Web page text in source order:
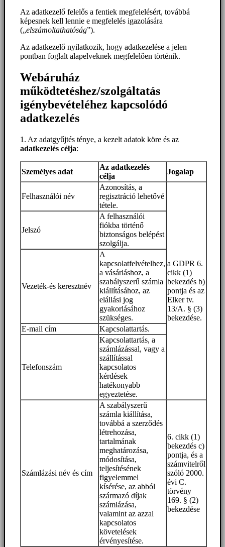
Az adatkezelő felelős a fentiek megfelelésért, továbbá
képesnek kell lennie e megfelelés igazolására
(„elszámoltathatóság”).
Az adatkezelő nyilatkozik, hogy adatkezelése a jelen
pontban foglalt alapelveknek megfelelően történik.
Webáruház
működtetéshez/szolgáltatás
igénybevételéhez kapcsolódó
adatkezelés
1. Az adatgyűjtés ténye, a kezelt adatok köre és az
adatkezelés célja:
Személyes adat
Az adatkezelés
célja
Jogalap
Felhasználói név
Azonosítás, a
regisztráció lehetővé
tétele.
a GDPR 6.
cikk (1)
bekezdés b)
pontja és az
Elker tv.
13/A. § (3)
bekezdése.
Jelszó
A felhasználói
fiókba történő
biztonságos belépést
szolgálja.
Vezeték-és keresztnév
A
kapcsolatfelvételhez,
a vásárláshoz, a
szabályszerű számla
kiállításához, az
elállási jog
gyakorlásához
szükséges.
E-mail cím
Kapcsolattartás.
Telefonszám
Kapcsolattartás, a
számlázással, vagy a
szállítással
kapcsolatos
kérdések
hatékonyabb
egyeztetése.
Számlázási név és cím
A szabályszerű
számla kiállítása,
továbbá a szerződés
létrehozása,
tartalmának
meghatározása,
módosítása,
teljesítésének
figyelemmel
kísérése, az abból
származó díjak
számlázása,
valamint az azzal
kapcsolatos
követelések
érvényesítése.
6. cikk (1)
bekezdés c)
pontja, és a
számvitelről
szóló 2000.
évi C.
törvény
169. § (2)
bekezdése